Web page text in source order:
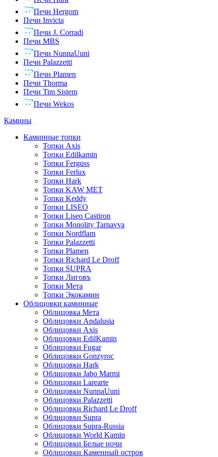
Печи Hergom
Печи Invicta
Печи J. Corradi
Печи MBS
Печи NunnaUuni
Печи Palazzetti
Печи Plamen
Печи Thorma
Печи Tim Sistem
Печи Wekos
Камины
Каминные топки
Топки Axis
Топки Edilkamin
Топки Ferguss
Топки Ferlux
Топки Hark
Топки KAW MET
Топки Keddy
Топки LISEO
Топки Liseo Castiron
Топки Monolity Tarnavva
Топки Nordflam
Топки Palazzetti
Топки Plamen
Топки Richard Le Droff
Топки SUPRA
Топки Лиговъ
Топки Мета
Топки Экокамин
Облицовки каминные
Облицовка Мета
Облицовки Andalusia
Облицовки Axis
Облицовки EdilKamin
Облицовки Fugar
Облицовки Gonzyroc
Облицовки Hark
Облицовки Jabo Marmi
Облицовки Larearte
Облицовки NunnaUuni
Облицовки Palazzetti
Облицовки Richard Le Droff
Облицовки Supra
Облицовки Supra-Russia
Облицовки World Kamin
Облицовки Белые ночи
Облицовки Каменный остров